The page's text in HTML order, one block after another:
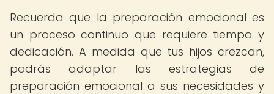
Recuerda que la preparación emocional es
un proceso continuo que requiere tiempo y
dedicación. A medida que tus hijos crezcan,
podrás adaptar las estrategias de
preparación emocional a sus necesidades y